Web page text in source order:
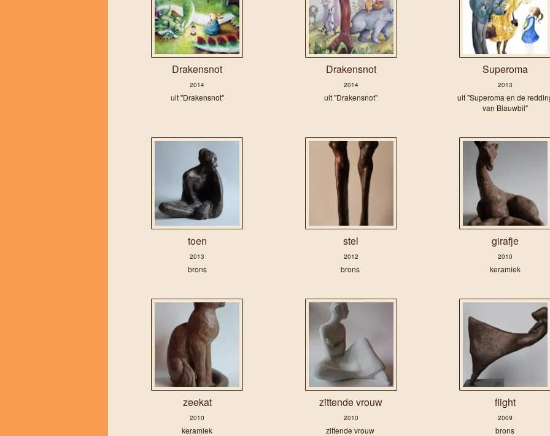
Drakensnot
2014
uit "Drakensnot"
Drakensnot
2014
uit "Drakensnot"
Superoma
2013
uit "Superoma en de
van Blauwbil"
toen
2013
brons
stel
2012
brons
girafje
2010
keramiek
zeekat
2010
keramiek
zittende vrouw
2010
zittende vrouw
flight
2009
brons